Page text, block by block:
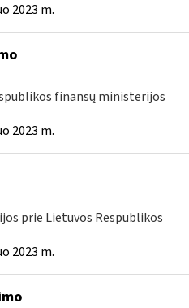
2023 m.
finansų ministerijos
2023 m.
prie Lietuvos Respublikos
2023 m.